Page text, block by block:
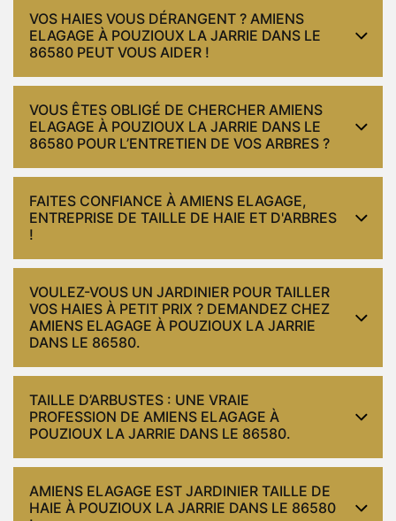
VOS HAIES VOUS DÉRANGENT ? AMIENS
ELAGAGE À POUZIOUX LA JARRIE DANS LE
86580 PEUT VOUS AIDER !
VOUS ÊTES OBLIGÉ DE CHERCHER AMIENS
ELAGAGE À POUZIOUX LA JARRIE DANS LE
86580 POUR L’ENTRETIEN DE VOS ARBRES ?
FAITES CONFIANCE À AMIENS ELAGAGE,
ENTREPRISE DE TAILLE DE HAIE ET D'ARBRES
!
VOULEZ-VOUS UN JARDINIER POUR TAILLER
VOS HAIES À PETIT PRIX ? DEMANDEZ CHEZ
AMIENS ELAGAGE À POUZIOUX LA JARRIE
DANS LE 86580.
TAILLE D’ARBUSTES : UNE VRAIE
PROFESSION DE AMIENS ELAGAGE À
POUZIOUX LA JARRIE DANS LE 86580.
AMIENS ELAGAGE EST JARDINIER TAILLE DE
HAIE À POUZIOUX LA JARRIE DANS LE 86580